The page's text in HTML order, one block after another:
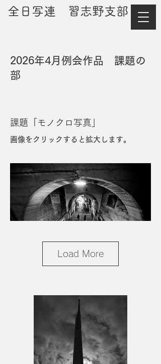
​全日写連 習志野支部
2026年4月例会作品 課題の
部
課題「モノクロ写真」
画像をクリックすると拡大します。
１席 生きている駅 安間 光雄
Load More